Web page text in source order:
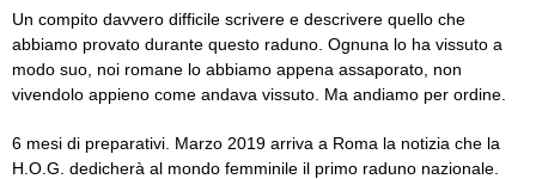
Un compito davvero difficile scrivere e descrivere quello che
abbiamo provato durante questo raduno. Ognuna lo ha vissuto a
modo suo, noi romane lo abbiamo appena assaporato, non
vivendolo appieno come andava vissuto. Ma andiamo per ordine.
6 mesi di preparativi. Marzo 2019 arriva a Roma la notizia che la
H.O.G. dedicherà al mondo femminile il primo raduno nazionale.